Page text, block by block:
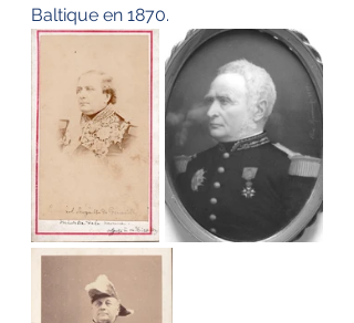
Baltique en 1870.